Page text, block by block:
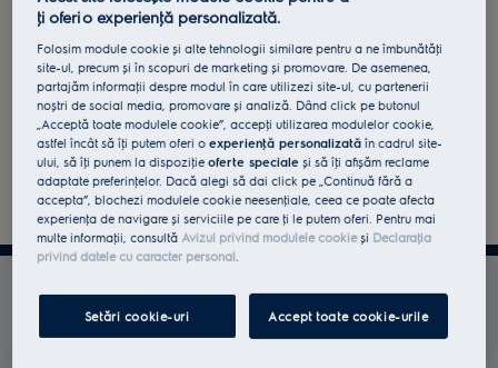
Profită la maxim de
Electrolux
ţi oferi o experienţă personalizată.
Folosim module cookie și alte tehnologii similare pentru a ne îmbunătăţi
site-ul, precum și în scopuri de marketing și promovare. De asemenea,
partajăm informaţii despre modul în care utilizezi site-ul, cu partenerii
noștri de social media, promovare și analiză. Dând click pe butonul
„Acceptă toate modulele cookie”, accepţi utilizarea modulelor cookie,
astfel încât să îţi putem oferi oexperienţă personalizată în cadrul site-
ului, să îţi punem la dispoziţieoferte speciale și să îţi afișăm reclame
adaptate preferinţelor. Dacă alegi să dai click pe „Continuă fără a
accepta”, blochezi modulele cookie neesenţiale, ceea ce poate afecta
experienţa de navigare și serviciile pe care ţi le putem oferi. Pentru mai
multe informaţii, consultă Avizul privind modulele cookieși Declaraţia
privind datele cu caracter personal.
Setări cookie-uri Accept toate cookie-urile